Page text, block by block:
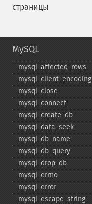
страницы
MySQL
mysql_​affected_​rows
mysql_​client_​encoding
mysql_​close
mysql_​connect
mysql_​create_​db
mysql_​data_​seek
mysql_​db_​name
mysql_​db_​query
mysql_​drop_​db
mysql_​errno
mysql_​error
mysql_​escape_​string